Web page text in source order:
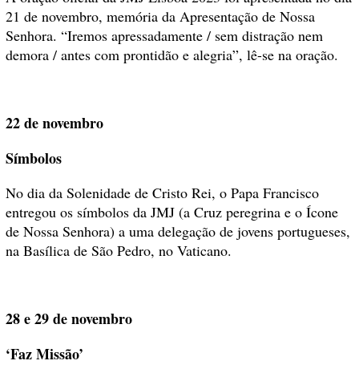
21 de novembro, memória da Apresentação de Nossa
Senhora. “Iremos apressadamente / sem distração nem
demora / antes com prontidão e alegria”, lê-se na oração.
22 de novembro
Símbolos
No dia da Solenidade de Cristo Rei, o Papa Francisco
entregou os símbolos da JMJ (a Cruz peregrina e o Ícone
de Nossa Senhora) a uma delegação de jovens portugueses,
na Basílica de São Pedro, no Vaticano.
28 e 29 de novembro
‘Faz Missão’